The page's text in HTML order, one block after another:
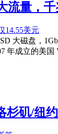
流量，
大磁盘，
年成立的美
杉矶/纽